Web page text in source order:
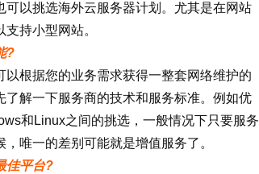
以挑选海外云服务器计划。尤其是在网站
持小型网站。
?
根据您的业务需求获得一整套网络维护的
解一下服务商的技术和服务标准。例如优
和Linux之间的挑选，一般情况下只要服务
唯一的差别可能就是增值服务了。
佳平台?